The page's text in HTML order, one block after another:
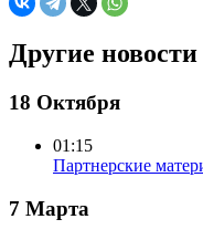
Другие новости
18 Октября
01:15
Партнерские
7 Марта